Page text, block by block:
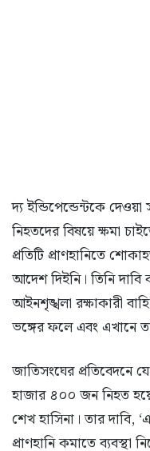
দ্য ইন্ডিপেন্ডেন্টকে
নিহতদের বিষয়ে ক্ষমা
প্রতিটি প্রাণহানিতে
আদেশ দিইনি। তিনি
আইনশৃঙ্খলা রক্ষাকারী
ভঙ্গের ফলে এবং এখানে
জাতিসংঘের প্রতিবেদনে
হাজার ৪০০ জন নিহত
শেখ হাসিনা। তার দাবি,
প্রাণহানি কমাতে ব্যবস্থা